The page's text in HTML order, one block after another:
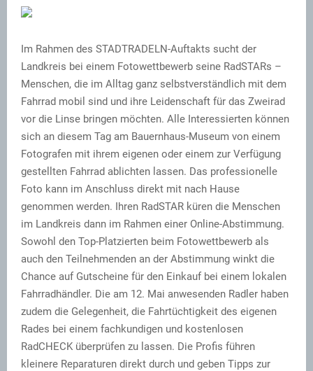
Im Rahmen des STADTRADELN-Auftakts sucht der
Landkreis bei einem Fotowettbewerb seine RadSTARs –
Menschen, die im Alltag ganz selbstverständlich mit dem
Fahrrad mobil sind und ihre Leidenschaft für das Zweirad
vor die Linse bringen möchten. Alle Interessierten können
sich an diesem Tag am Bauernhaus-Museum von einem
Fotografen mit ihrem eigenen oder einem zur Verfügung
gestellten Fahrrad ablichten lassen. Das professionelle
Foto kann im Anschluss direkt mit nach Hause
genommen werden. Ihren RadSTAR küren die Menschen
im Landkreis dann im Rahmen einer Online-Abstimmung.
Sowohl den Top-Platzierten beim Fotowettbewerb als
auch den Teilnehmenden an der Abstimmung winkt die
Chance auf Gutscheine für den Einkauf bei einem lokalen
Fahrradhändler. Die am 12. Mai anwesenden Radler haben
zudem die Gelegenheit, die Fahrtüchtigkeit des eigenen
Rades bei einem fachkundigen und kostenlosen
RadCHECK überprüfen zu lassen. Die Profis führen
kleinere Reparaturen direkt durch und geben Tipps zur